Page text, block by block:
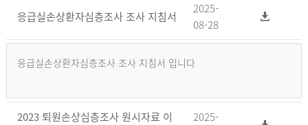
응급실손상환자심층조사 조사 지침서
2025-
08-28
응급실손상환자심층조사 조사 지침서 입니다
2023 퇴원손상심층조사 원시자료 이
2025-